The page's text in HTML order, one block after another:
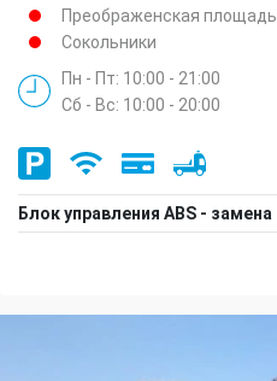
Преображенская площадь
Сокольники
Пн - Пт: 10:00 - 21:00
Сб - Вс: 10:00 - 20:00
Блок управления ABS - замена